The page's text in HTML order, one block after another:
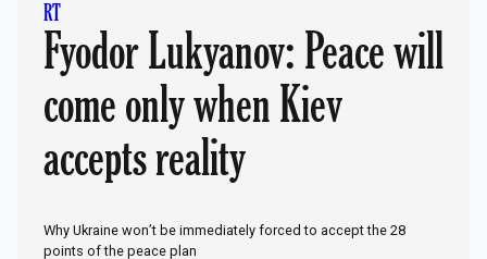
RT
Fyodor Lukyanov: Peace will
come only when Kiev
accepts reality
Why Ukraine won’t be immediately forced to accept the 28
points of the peace plan